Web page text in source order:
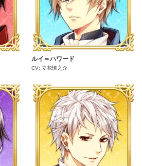
ルイ＝ハワード
CV: 立花慎之介